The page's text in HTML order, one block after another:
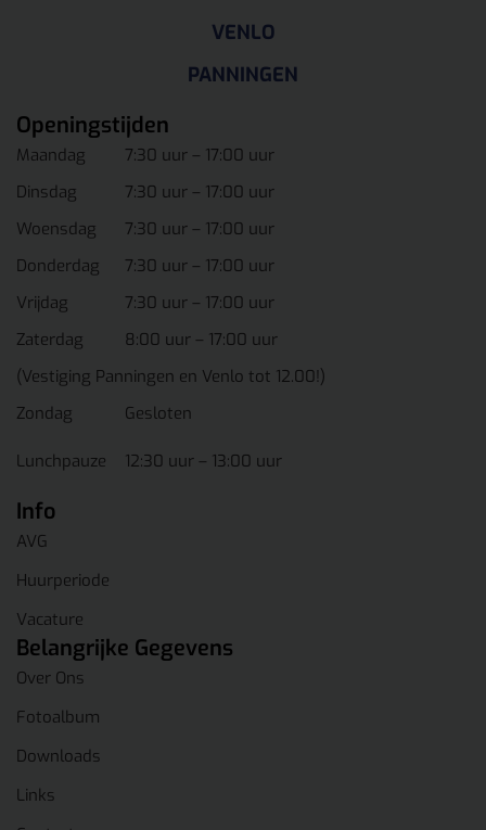
VENLO
PANNINGEN
Openingstijden
Maandag
7:30 uur – 17:00 uur
Dinsdag
7:30 uur – 17:00 uur
Woensdag
7:30 uur – 17:00 uur
Donderdag
7:30 uur – 17:00 uur
Vrijdag
7:30 uur – 17:00 uur
Zaterdag
8:00 uur – 17:00 uur
(Vestiging Panningen en Venlo tot 12.00!)
Zondag
Gesloten
Lunchpauze 12:30 uur – 13:00 uur
Info
AVG
Huurperiode
Vacature
Belangrijke Gegevens
Over Ons
Fotoalbum
Downloads
Links